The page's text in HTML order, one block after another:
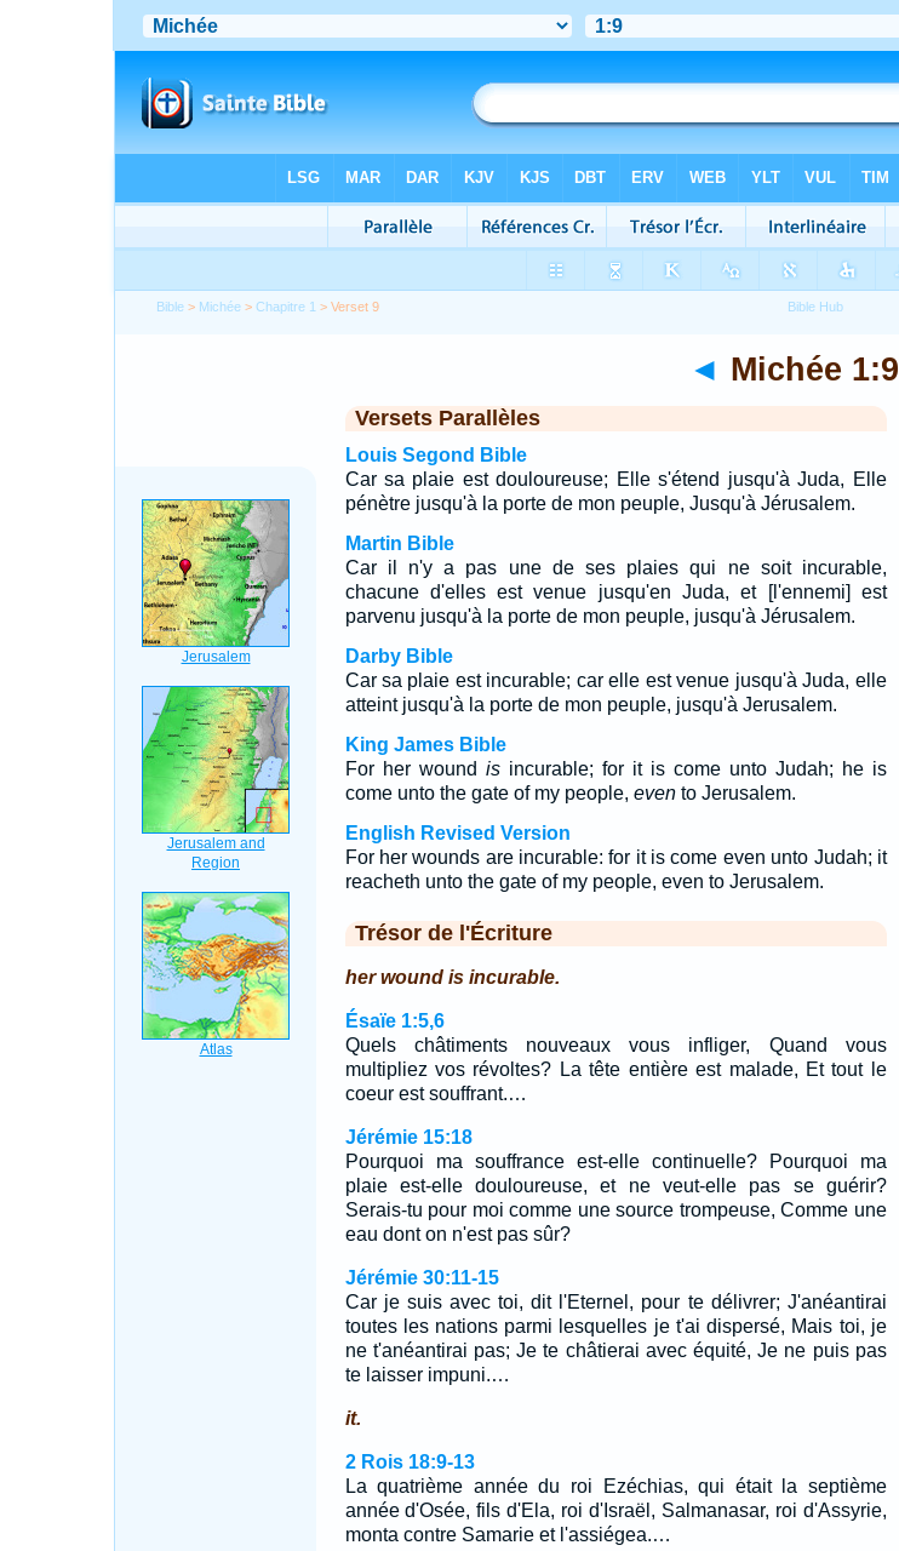
Bible > Michée >Chapitre 1 > Verset 9
◄ Michée 1:9
Versets Parallèles
Louis Segond Bible
Car sa plaie est douloureuse; Elle s'étend jusqu'à Juda, Elle
pénètre jusqu'à la porte de mon peuple, Jusqu'à Jérusalem.
Martin Bible
Car il n'y a pas une de ses plaies qui ne soit incurable,
chacune d'elles est venue jusqu'en Juda, et [l'ennemi] est
parvenu jusqu'à la porte de mon peuple, jusqu'à Jérusalem.
Darby Bible
Car sa plaie est incurable; car elle est venue jusqu'à Juda, elle
atteint jusqu'à la porte de mon peuple, jusqu'à Jerusalem.
King James Bible
For her wound isincurable; for it is come unto Judah; he is
come unto the gate of my people, evento Jerusalem.
English Revised Version
For her wounds are incurable: for it is come even unto Judah; it
reacheth unto the gate of my people, even to Jerusalem.
Trésor de l'Écriture
her wound is incurable.
Ésaïe 1:5,6
Quels châtiments nouveaux vous infliger, Quand vous
multipliez vos révoltes? La tête entière est malade, Et tout le
coeur est souffrant.…
Jérémie 15:18
Pourquoi ma souffrance est-elle continuelle? Pourquoi ma
plaie est-elle douloureuse, et ne veut-elle pas se guérir?
Serais-tu pour moi comme une source trompeuse, Comme une
eau dont on n'est pas sûr?
Jérémie 30:11-15
Car je suis avec toi, dit l'Eternel, pour te délivrer; J'anéantirai
toutes les nations parmi lesquelles je t'ai dispersé, Mais toi, je
ne t'anéantirai pas; Je te châtierai avec équité, Je ne puis pas
te laisser impuni.…
it.
2 Rois 18:9-13
La quatrième année du roi Ezéchias, qui était la septième
année d'Osée, fils d'Ela, roi d'Israël, Salmanasar, roi d'Assyrie,
monta contre Samarie et l'assiégea.…